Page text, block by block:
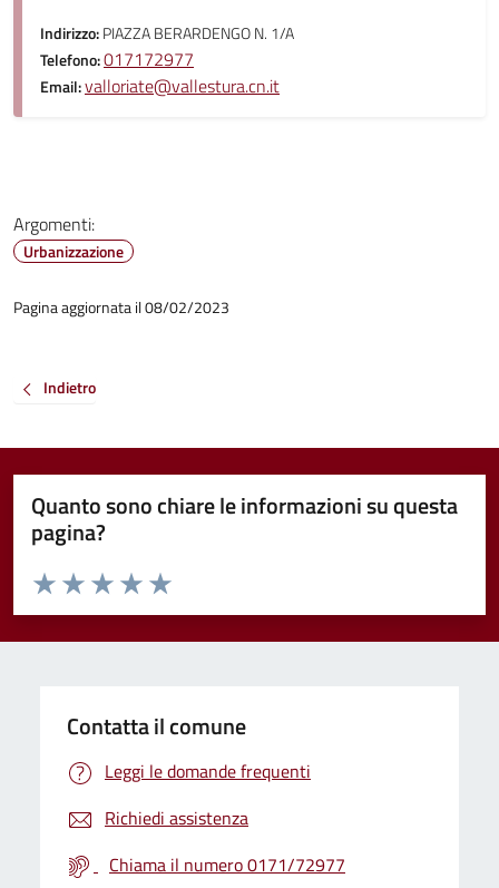
Indirizzo:PIAZZA BERARDENGO N. 1/A
Telefono:017172977
Email:valloriate@vallestura.cn.it
Argomenti:
Urbanizzazione
Pagina aggiornata il 08/02/2023
Indietro
Quanto sono chiare le informazioni su questa
pagina?
Valuta da 1 a 5 stelle la pagina
Valuta 5 stelle su 5
Valuta 4 stelle su 5
Valuta 3 stelle su 5
Valuta 2 stelle su 5
Valuta 1 stelle su 5
Contatta il comune
Leggi le domande frequenti
Richiedi assistenza
Chiama il numero 0171/72977